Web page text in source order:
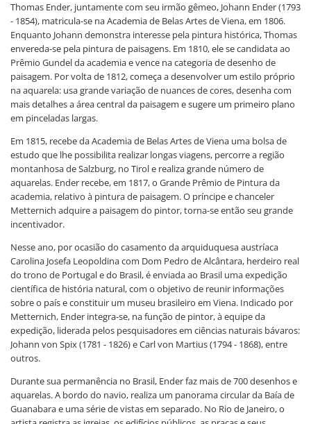
Thomas Ender, juntamente com seu irmão gêmeo, Johann Ender (1793
- 1854), matricula-se na Academia de Belas Artes de Viena, em 1806.
Enquanto Johann demonstra interesse pela pintura histórica, Thomas
envereda-se pela pintura de paisagens. Em 1810, ele se candidata ao
Prêmio Gundel da academia e vence na categoria de desenho de
paisagem. Por volta de 1812, começa a desenvolver um estilo próprio
na aquarela: usa grande variação de nuances de cores, desenha com
mais detalhes a área central da paisagem e sugere um primeiro plano
em pinceladas largas.
Em 1815, recebe da Academia de Belas Artes de Viena uma bolsa de
estudo que lhe possibilita realizar longas viagens, percorre a região
montanhosa de Salzburg, no Tirol e realiza grande número de
aquarelas. Ender recebe, em 1817, o Grande Prêmio de Pintura da
academia, relativo à pintura de paisagem. O príncipe e chanceler
Metternich adquire a paisagem do pintor, torna-se então seu grande
incentivador.
Nesse ano, por ocasião do casamento da arquiduquesa austríaca
Carolina Josefa Leopoldina com Dom Pedro de Alcântara, herdeiro real
do trono de Portugal e do Brasil, é enviada ao Brasil uma expedição
científica de história natural, com o objetivo de reunir informações
sobre o país e constituir um museu brasileiro em Viena. Indicado por
Metternich, Ender integra-se, na função de pintor, à equipe da
expedição, liderada pelos pesquisadores em ciências naturais bávaros:
Johann von Spix (1781 - 1826) e Carl von Martius (1794 - 1868), entre
outros.
Durante sua permanência no Brasil, Ender faz mais de 700 desenhos e
aquarelas. A bordo do navio, realiza um panorama circular da Baía de
Guanabara e uma série de vistas em separado. No Rio de Janeiro, o